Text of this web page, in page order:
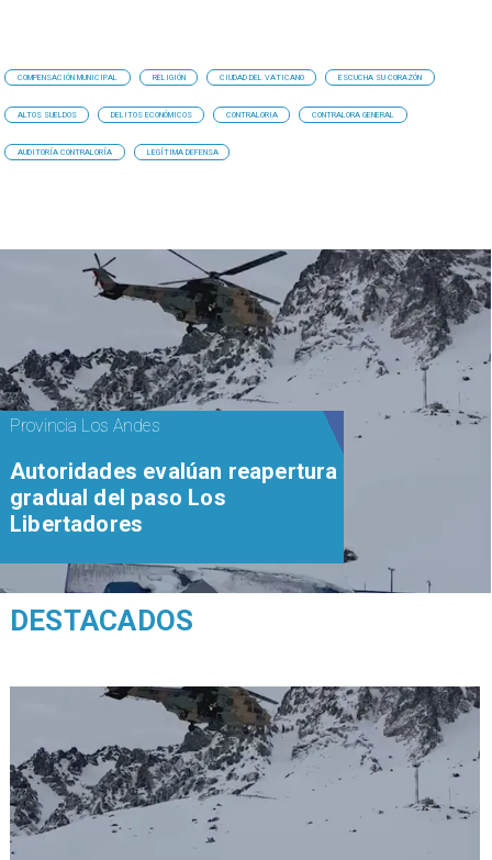
COMPENSACIÓN MUNICIPAL RELIGIÓN CIUDAD DEL VATICANO ESCUCHA SU CORAZÓN
ALTOS SUELDOS DELITOS ECONÓMICOS CONTRALORIA CONTRALORA GENERAL
AUDITORÍA CONTRALORÍA LEGÍTIMA DEFENSA
Provincia Los Andes
​​Autoridades evalúan reapertura
gradual del paso Los
Libertadores
DESTACADOS